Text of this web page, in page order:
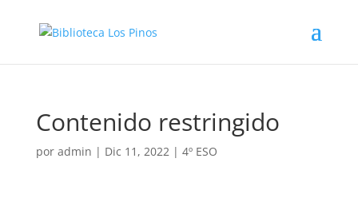
Contenido restringido
por admin | Dic 11, 2022| 4º ESO